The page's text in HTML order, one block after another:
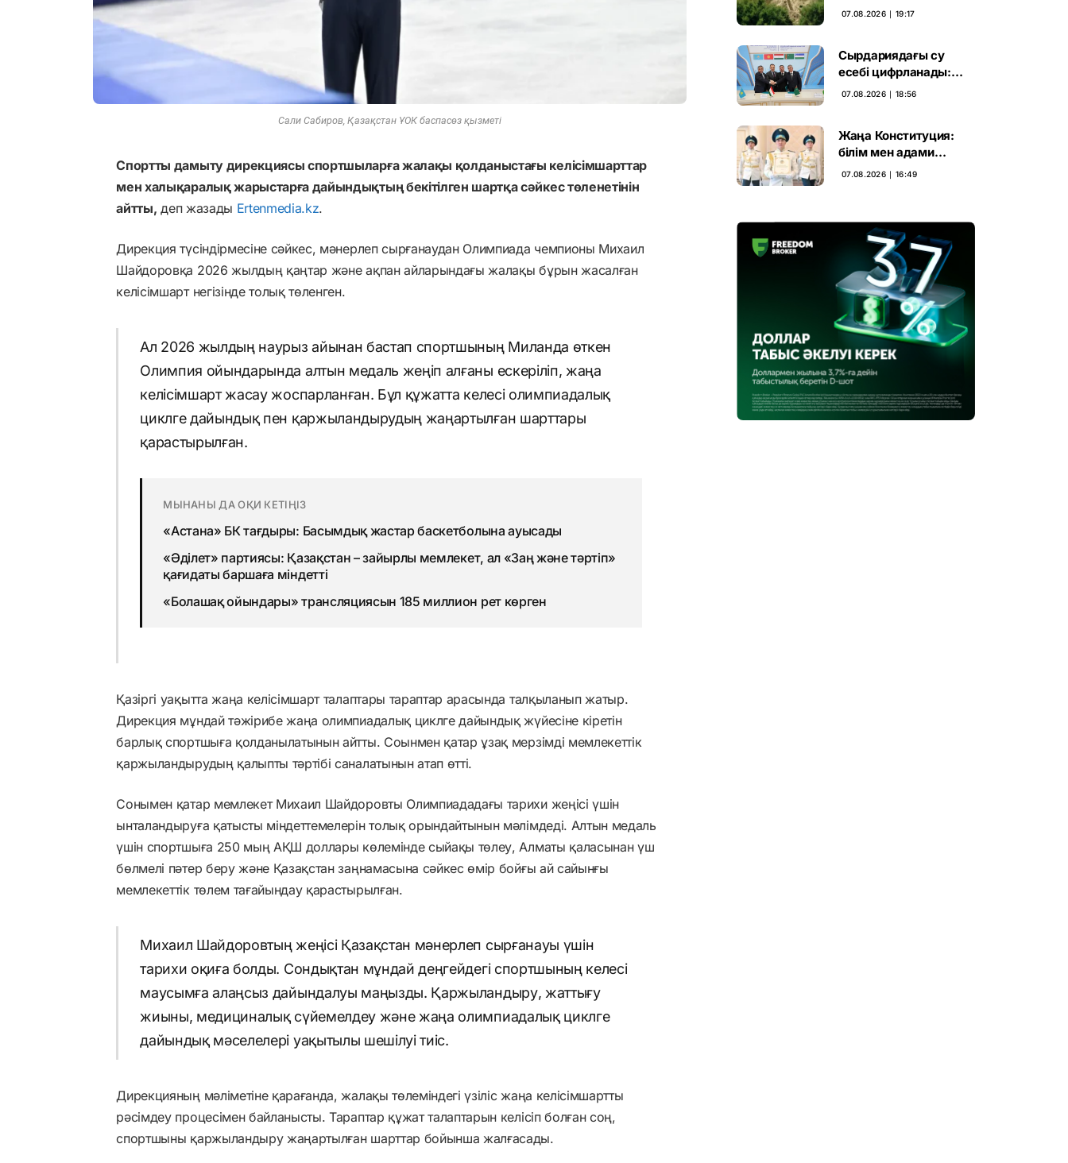
Сали Сабиров, Қазақстан ҰОК баспасөз қызметі
Спортты дамыту дирекциясы спортшыларға жалақы қолданыстағы келісімшарттар
мен халықаралық жарыстарға дайындықтың бекітілген шартқа сәйкес төленетінін
айтты, деп жазады Ertenmedia.kz.
Дирекция түсіндірмесіне сәйкес, мәнерлеп сырғанаудан Олимпиада чемпионы Михаил
Шайдоровқа 2026 жылдың қаңтар және ақпан айларындағы жалақы бұрын жасалған
келісімшарт негізінде толық төленген.
Ал 2026 жылдың наурыз айынан бастап спортшының Миланда өткен
Олимпия ойындарында алтын медаль жеңіп алғаны ескеріліп, жаңа
келісімшарт жасау жоспарланған. Бұл құжатта келесі олимпиадалық
циклге дайындық пен қаржыландырудың жаңартылған шарттары
қарастырылған.
МЫНАНЫ ДА ОҚИ КЕТІҢІЗ
«Астана» БК тағдыры: Басымдық жастар баскетболына ауысады
«Әділет» партиясы: Қазақстан – зайырлы мемлекет, ал «Заң және тәртіп»
қағидаты баршаға міндетті
«Болашақ ойындары» трансляциясын 185 миллион рет көрген
Қазіргі уақытта жаңа келісімшарт талаптары тараптар арасында талқыланып жатыр.
Дирекция мұндай тәжірибе жаңа олимпиадалық циклге дайындық жүйесіне кіретін
барлық спортшыға қолданылатынын айтты. Соынмен қатар ұзақ мерзімді мемлекеттік
қаржыландырудың қалыпты тәртібі саналатынын атап өтті.
Сонымен қатар мемлекет Михаил Шайдоровты Олимпиададағы тарихи жеңісі үшін
ынталандыруға қатысты міндеттемелерін толық орындайтынын мәлімдеді. Алтын медаль
үшін спортшыға 250 мың АҚШ доллары көлемінде сыйақы төлеу, Алматы қаласынан үш
бөлмелі пәтер беру және Қазақстан заңнамасына сәйкес өмір бойғы ай сайынғы
мемлекеттік төлем тағайындау қарастырылған.
Михаил Шайдоровтың жеңісі Қазақстан мәнерлеп сырғанауы үшін
тарихи оқиға болды. Сондықтан мұндай деңгейдегі спортшының келесі
маусымға алаңсыз дайындалуы маңызды. Қаржыландыру, жаттығу
жиыны, медициналық сүйемелдеу және жаңа олимпиадалық циклге
дайындық мәселелері уақытылы шешілуі тиіс.
Дирекцияның мәліметіне қарағанда, жалақы төлеміндегі үзіліс жаңа келісімшартты
рәсімдеу процесімен байланысты. Тараптар құжат талаптарын келісіп болған соң,
спортшыны қаржыландыру жаңартылған шарттар бойынша жалғасады.
мұрасын қорғаудың
07.08.2026 ∣ 19:17
Сырдариядағы су
есебі цифрланады:
Орталық Азия ортақ
07.08.2026 ∣ 18:56
Жаңа Конституция:
білім мен адами
капиталға салынған
07.08.2026 ∣ 16:49